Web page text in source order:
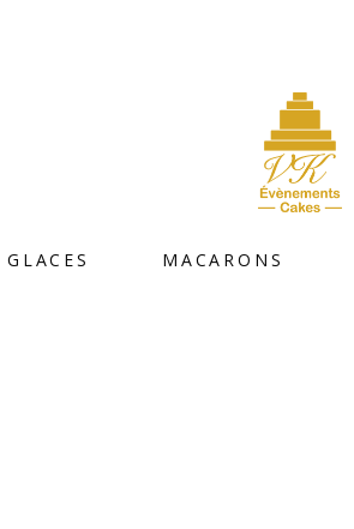
GLACES MACARONS